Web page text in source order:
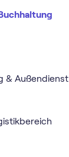
& Außendienst